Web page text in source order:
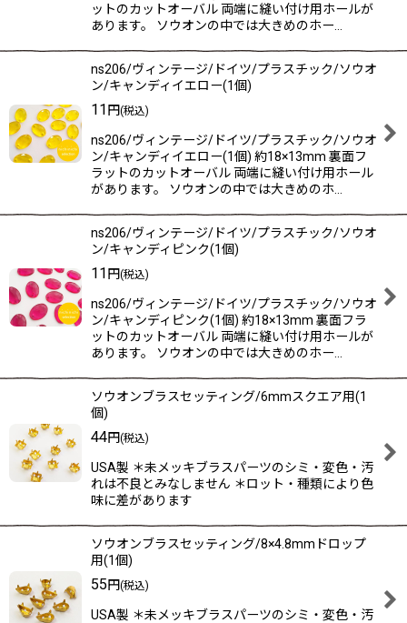
ットのカットオーバル 両端に縫い付け用ホールが
あります。 ソウオンの中では大きめのホー…
ns206/ヴィンテージ/ドイツ/プラスチック/ソウオ
ン/キャンディイエロー(1個)
11 円(税込)
ns206/ヴィンテージ/ドイツ/プラスチック/ソウオ
ン/キャンディイエロー(1個) 約18×13mm 裏面フ
ラットのカットオーバル 両端に縫い付け用ホール
があります。 ソウオンの中では大きめのホ…
ns206/ヴィンテージ/ドイツ/プラスチック/ソウオ
ン/キャンディピンク(1個)
11 円(税込)
ns206/ヴィンテージ/ドイツ/プラスチック/ソウオ
ン/キャンディピンク(1個) 約18×13mm 裏面フラ
ットのカットオーバル 両端に縫い付け用ホールが
あります。 ソウオンの中では大きめのホー…
ソウオンブラスセッティング/6mmスクエア用(1
個)
44円(税込)
USA製 ＊未メッキブラスパーツのシミ・変色・汚
れは不良とみなしません ＊ロット・種類により色
味に差があります
ソウオンブラスセッティング/8×4.8mmドロップ
用(1個)
55円(税込)
USA製 ＊未メッキブラスパーツのシミ・変色・汚